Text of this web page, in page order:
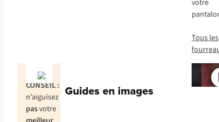
votre
Tous les
CONSEIL :
n’aiguisez
pasvotre
Guides en images